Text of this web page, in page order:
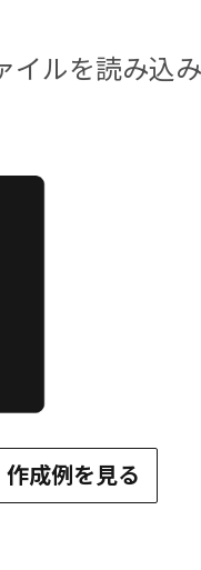
ルを読み込み
作成例を見る